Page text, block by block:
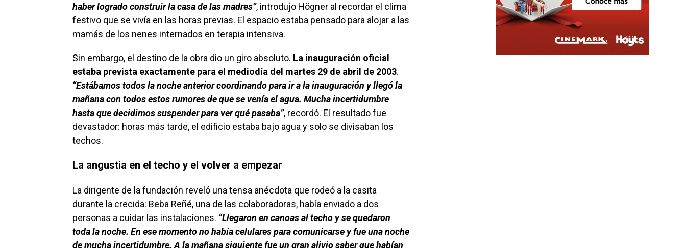
haber logrado construir la casa de las madres”, introdujo Högner al recordar el clima
festivo que se vivía en las horas previas. El espacio estaba pensado para alojar a las
mamás de los nenes internados en terapia intensiva.
Sin embargo, el destino de la obra dio un giro absoluto. La inauguración oficial
estaba prevista exactamente para el mediodía del martes 29 de abril de 2003.
“Estábamos todos la noche anterior coordinando para ir a la inauguración y llegó la
mañana con todos estos rumores de que se venía el agua. Mucha incertidumbre
hasta que decidimos suspender para ver qué pasaba”, recordó. El resultado fue
devastador: horas más tarde, el edificio estaba bajo agua y solo se divisaban los
techos.
La angustia en el techo y el volver a empezar
La dirigente de la fundación reveló una tensa anécdota que rodeó a la casita
durante la crecida: Beba Reñé, una de las colaboradoras, había enviado a dos
personas a cuidar las instalaciones. “Llegaron en canoas al techo y se quedaron
toda la noche. En ese momento no había celulares para comunicarse y fue una noche
de mucha incertidumbre. A la mañana siguiente fue un gran alivio saber que habían